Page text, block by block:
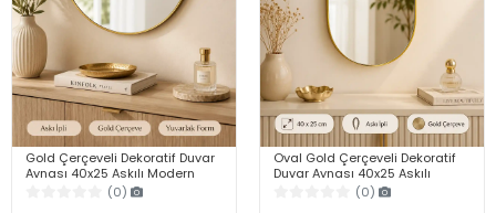
Gold Çerçeveli Dekoratif Duvar
Aynası 40x25 Askılı Modern
Salon Antre Banyo Yatak Odası
(0)
Oval Gold Çerçeveli Dekoratif
Duvar Aynası 40x25 Askılı
Modern Salon Antre Banyo
Yatak Odası Aynası
(0)